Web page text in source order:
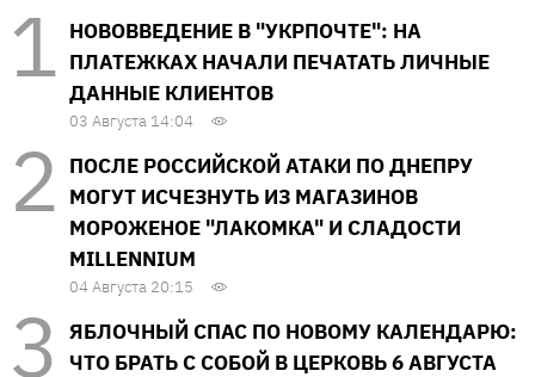
НОВОВВЕДЕНИЕ В "УКРПОЧТЕ": НА
ПЛАТЕЖКАХ НАЧАЛИ ПЕЧАТАТЬ ЛИЧНЫЕ
ДАННЫЕ КЛИЕНТОВ
03 Августа 14:04
ПОСЛЕ РОССИЙСКОЙ АТАКИ ПО ДНЕПРУ
МОГУТ ИСЧЕЗНУТЬ ИЗ МАГАЗИНОВ
МОРОЖЕНОЕ "ЛАКОМКА" И СЛАДОСТИ
MILLENNIUM
04 Августа 20:15
ЯБЛОЧНЫЙ СПАС ПО НОВОМУ КАЛЕНДАРЮ:
ЧТО БРАТЬ С СОБОЙ В ЦЕРКОВЬ 6 АВГУСТА